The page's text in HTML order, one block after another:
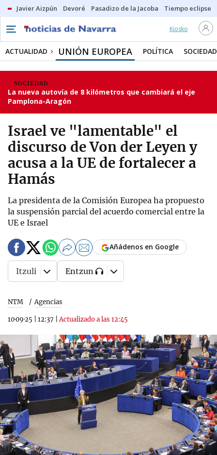
Javier Aizpún Devoré Pasadizo de la Jacoba Tiempo eclipse
Kiosko
ACTUALIDAD UNIÓN EUROPEA POLÍTICA SOCIEDAD
SOCIEDAD
La nueva autovía de 8 kilómetros que cambiará el eje
Pamplona-Aragón
Israel ve "lamentable" el
discurso de Von der Leyen y
acusa a la UE de fortalecer a
Hamás
La presidenta de la Comisión Europea ha propuesto
la suspensión parcial del acuerdo comercial entre la
UE e Israel
NTM Agencias
10·09·25 12:37 |Actualizado a las 12:45
Añádenos en Google
Itzuli Entzun